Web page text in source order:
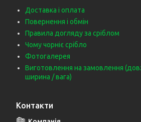
Доставка і оплата
Повернення і обмін
Правила догляду за сріблом
Чому чорніє срібло
Фотогалерея
Виготовлення на замовлення
ширина / вага)
Контакти